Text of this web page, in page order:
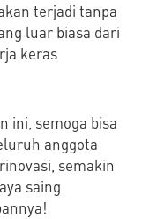
terjadi tanpa
luar biasa dari
keras
ini, semoga bisa
anggota
semakin
saing